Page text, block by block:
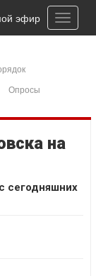
Toggle
эфир
Опросы
на
сегодняшних